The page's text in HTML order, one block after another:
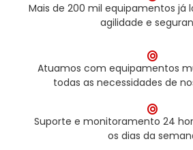
Mais de 200 mil equipamentos já
agilidade e
Atuamos com equipamentos
todas as necessidades de
Suporte e monitoramento 24
os dias da